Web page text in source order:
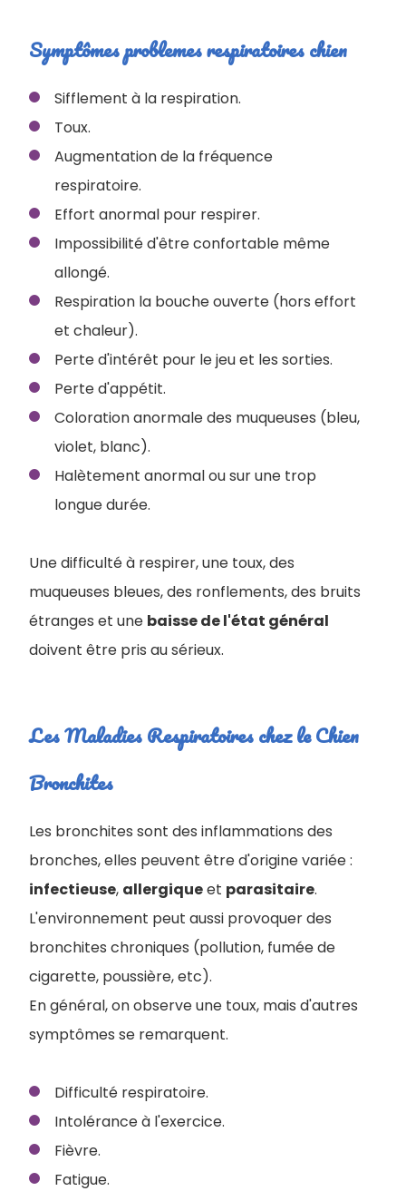
Symptômes problemes respiratoires chien
Sifflement à la respiration.
Toux.
Augmentation de la fréquence
respiratoire.
Effort anormal pour respirer.
Impossibilité d'être confortable même
allongé.
Respiration la bouche ouverte (hors effort
et chaleur).
Perte d'intérêt pour le jeu et les sorties.
Perte d'appétit.
Coloration anormale des muqueuses (bleu,
violet, blanc).
Halètement anormal ou sur une trop
longue durée.
Une difficulté à respirer, une toux, des
muqueuses bleues, des ronflements, des bruits
étranges et une baisse de l'état général
doivent être pris au sérieux.
Les Maladies Respiratoires chez le Chien
Bronchites
Les bronchites sont des inflammations des
bronches, elles peuvent être d'origine variée :
infectieuse, allergiqueet parasitaire.
L'environnement peut aussi provoquer des
bronchites chroniques (pollution, fumée de
cigarette, poussière, etc).
En général, on observe une toux, mais d'autres
symptômes se remarquent.
Difficulté respiratoire.
Intolérance à l'exercice.
Fièvre.
Fatigue.